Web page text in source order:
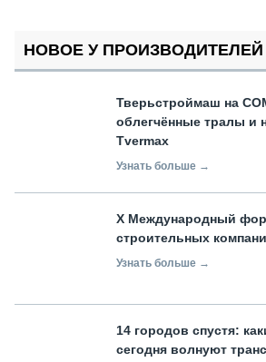
НОВОЕ У ПРОИЗВОДИТЕЛЕЙ
Тверьстроймаш на
облегчённые тралы и
Tvermax
Узнать больше →
X Международный
строительных
Узнать больше →
14 городов спустя:
сегодня волнуют